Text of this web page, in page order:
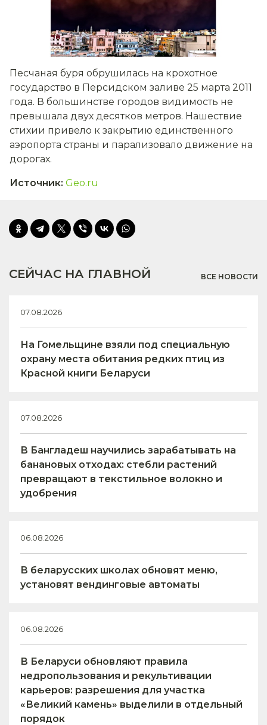
Песчаная буря обрушилась на крохотное
государство в Персидском заливе 25 марта 2011
года. В большинстве городов видимость не
превышала двух десятков метров. Нашествие
стихии привело к закрытию единственного
аэропорта страны и парализовало движение на
дорогах.
Источник: Geo.ru
СЕЙЧАС НА ГЛАВНОЙ ВСЕ НОВОСТИ
07.08.2026
На Гомельщине взяли под специальную
охрану места обитания редких птиц из
Красной книги Беларуси
07.08.2026
В Бангладеш научились зарабатывать на
банановых отходах: стебли растений
превращают в текстильное волокно и
удобрения
06.08.2026
В беларусских школах обновят меню,
установят вендинговые автоматы
06.08.2026
В Беларуси обновляют правила
недропользования и рекультивации
карьеров: разрешения для участка
«Великий камень» выделили в отдельный
порядок